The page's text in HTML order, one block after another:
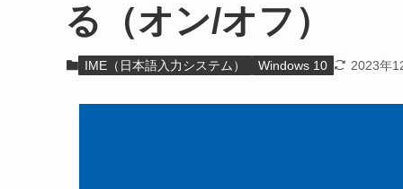
る（オン/オフ）
IME（日本語入力システム） Windows 10 2023年